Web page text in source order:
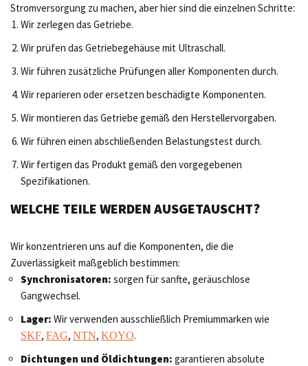
Stromversorgung zu machen, aber hier sind die einzelnen Schritte:
Wir zerlegen das Getriebe.
Wir prüfen das Getriebegehäuse mit Ultraschall.
Wir führen zusätzliche Prüfungen aller Komponenten durch.
Wir reparieren oder ersetzen beschädigte Komponenten.
Wir montieren das Getriebe gemäß den Herstellervorgaben.
Wir führen einen abschließenden Belastungstest durch.
Wir fertigen das Produkt gemäß den vorgegebenen
Spezifikationen.
WELCHE TEILE WERDEN AUSGETAUSCHT?
Wir konzentrieren uns auf die Komponenten, die die
Zuverlässigkeit maßgeblich bestimmen:
Synchronisatoren: sorgen für sanfte, geräuschlose
Gangwechsel.
Lager: Wir verwenden ausschließlich Premiummarken wie
SKF, FAG, NTN, KOYO.
Dichtungen und Öldichtungen: garantieren absolute